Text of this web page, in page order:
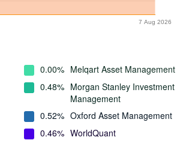
7 Aug 2026
0.00% Melqart Asset Management
0.48% Morgan Stanley Investment
Management
0.52% Oxford Asset Management
0.46% WorldQuant